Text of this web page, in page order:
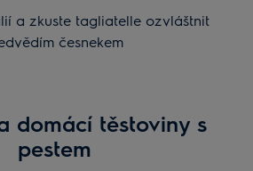
a zkuste tagliatelle ozvláštnit
česnekem
domácí těstoviny s
pestem